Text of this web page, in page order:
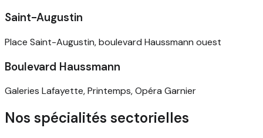
Saint-Augustin
Place Saint-Augustin, boulevard Haussmann ouest
Boulevard Haussmann
Galeries Lafayette, Printemps, Opéra Garnier
Nos spécialités sectorielles